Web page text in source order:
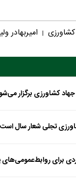
| امیربهادر
کشاورزی برگزار
تجلی شعار سال
برای روابط‌عمومی‌های